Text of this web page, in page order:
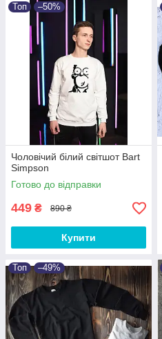
Топ –50%
Чоловічий білий світшот Bart
Simpson
Готово до відправки
449 ₴ 890 ₴
Купити
Топ –49%